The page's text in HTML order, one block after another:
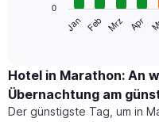
folgende
den
durchschnittlichen
Zimmerpreis
im
Jan Feb Mrz Apr
0
Hotel in Marathon: An
Übernachtung am
Der günstigste Tag, um in